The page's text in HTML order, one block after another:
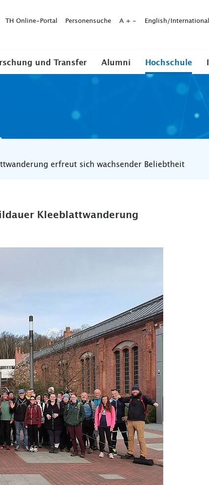
TH Online-Portal Personensuche A + - English/International
und Transfer Alumni Hochschule
erfreut sich wachsender Beliebtheit
Kleeblattwanderung